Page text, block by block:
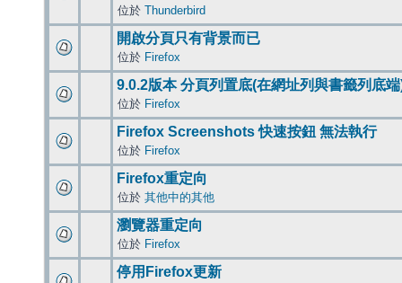
位於 Thunderbird
開啟分頁只有背景而已
位於 Firefox
9.0.2版本 分頁列置底(在網址列與書籤列底
位於 Firefox
Firefox Screenshots 快速按鈕 無法執行
位於 Firefox
Firefox重定向
位於 其他中的其他
瀏覽器重定向
位於 Firefox
停用Firefox更新